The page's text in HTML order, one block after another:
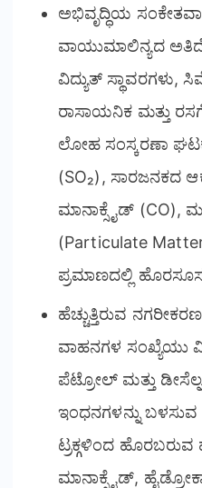
ಅಭಿವೃದ್ಧಿಯ
ವಾಯುಮಾಲಿನ್ಯದ
ವಿದ್ಯುತ್ ಸ್ಥಾವರಗಳು,
ರಾಸಾಯನಿಕ ಮತ್ತು
ಲೋಹ ಸಂಸ್ಕರಣಾ
(SO₂), ಸಾರಜನಕದ
ಮಾನಾಕ್ಸೈಡ್ (CO),
(Particulate
ಪ್ರಮಾಣದಲ್ಲಿ
ಹೆಚ್ಚುತ್ತಿರುವ
ವಾಹನಗಳ ಸಂಖ್ಯೆಯು
ಪೆಟ್ರೋಲ್ ಮತ್ತು
ಇಂಧನಗಳನ್ನು ಬಳಸುವ
ಟ್ರಕ್ಗಳಿಂದ
ಮಾನಾಕ್ಸೈಡ್,